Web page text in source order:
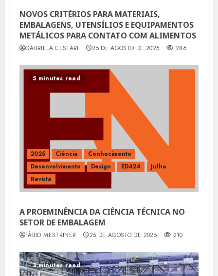
NOVOS CRITÉRIOS PARA MATERIAIS,
EMBALAGENS, UTENSÍLIOS E EQUIPAMENTOS
METÁLICOS PARA CONTATO COM ALIMENTOS
GABRIELA CESTARI 25 DE AGOSTO DE 2025 286
5 minutes read
2025 Ciência
Conhecimento
Desenvolvimento
Design ED424
Julho
Revista
A PROEMINÊNCIA DA CIÊNCIA TÉCNICA NO
SETOR DE EMBALAGEM
FÁBIO MESTRINER 25 DE AGOSTO DE 2025 210
3 minutes read